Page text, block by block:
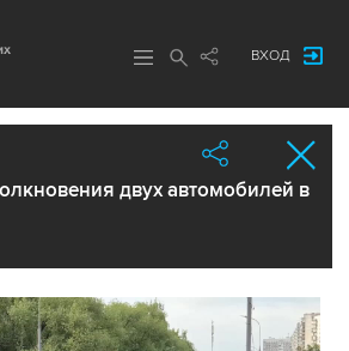
ВХОД
двух автомобилей в